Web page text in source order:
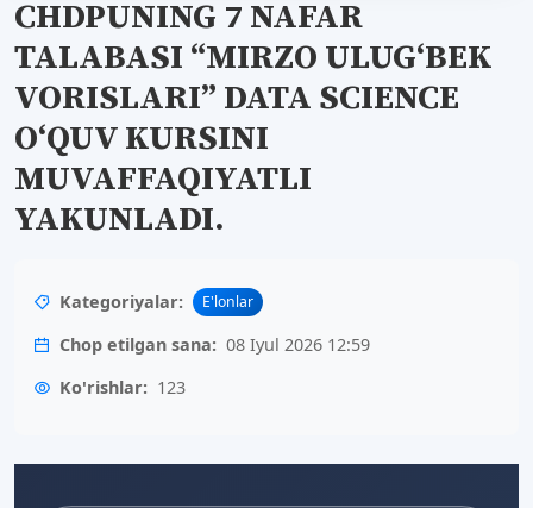
CHDPUNING 7 NAFAR
TALABASI “MIRZO ULUG‘BEK
VORISLARI” DATA SCIENCE
O‘QUV KURSINI
MUVAFFAQIYATLI